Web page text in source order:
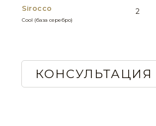
Sirocco
Cool (база серебро)
2
КОНСУЛЬТАЦИЯ